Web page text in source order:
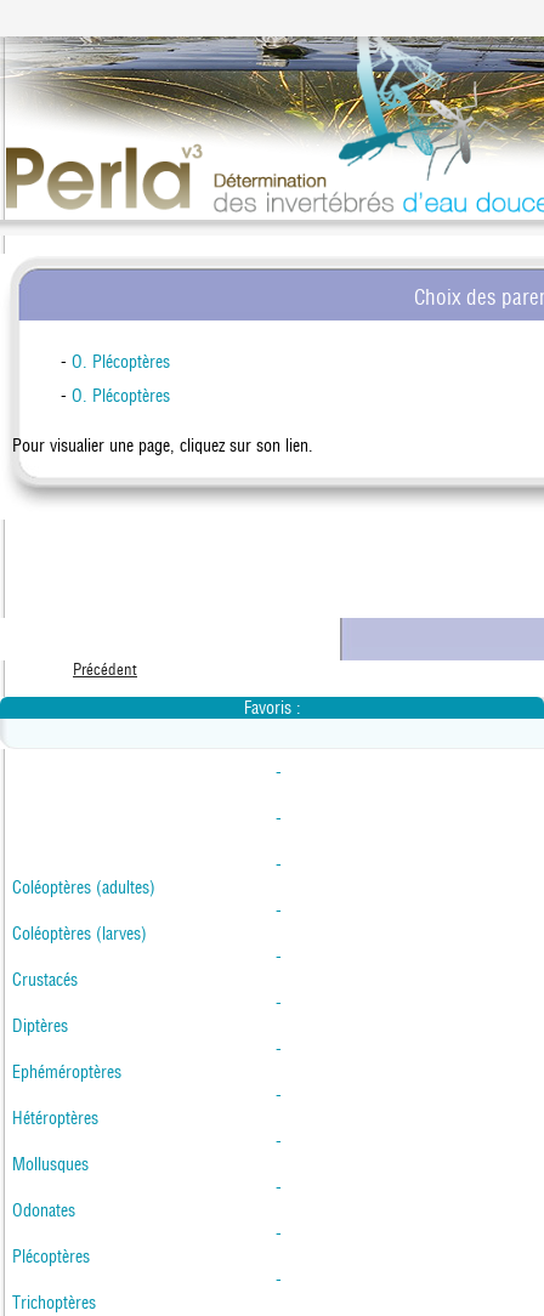
Choix des
O. Plécoptères
O. Plécoptères
Pour visualier une page, cliquez sur son lien.
Précédent
Favoris :
-
-
-
Coléoptères (adultes)
-
Coléoptères (larves)
-
Crustacés
-
Diptères
-
Ephéméroptères
-
Hétéroptères
-
Mollusques
-
Odonates
-
Plécoptères
-
Trichoptères